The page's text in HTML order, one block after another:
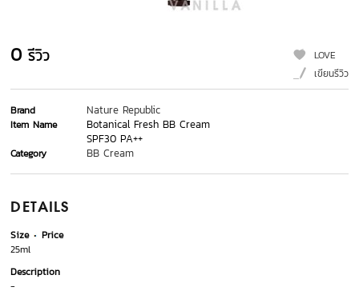
0 รีวิว
LOVE
เขียนรีวิว
Brand Nature Republic
Item Name
Botanical Fresh BB Cream
SPF30 PA++
Category BB Cream
DETAILS
Size
Price
25ml
Description
-